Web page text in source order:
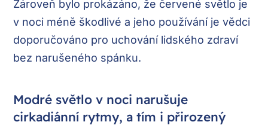
Zároveň bylo prokázáno, že červené světlo je
v noci méně škodlivé a jeho používání je vědci
doporučováno pro uchování lidského zdraví
bez narušeného spánku.
Modré světlo v noci narušuje
cirkadiánní rytmy, a tím i přirozený